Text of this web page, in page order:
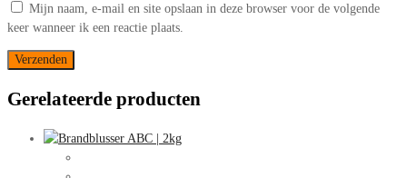
Mijn naam, e-mail en site opslaan in deze browser voor de volgende
keer wanneer ik een reactie plaats.
Gerelateerde producten